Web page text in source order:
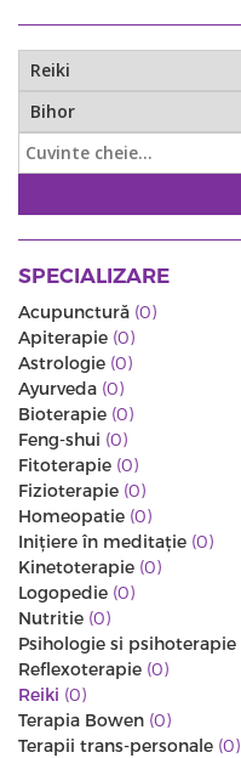
SPECIALIZARE
Acupunctură (0)
Apiterapie (0)
Astrologie (0)
Ayurveda (0)
Bioterapie (0)
Feng-shui (0)
Fitoterapie (0)
Fizioterapie (0)
Homeopatie (0)
Iniţiere în meditaţie (0)
Kinetoterapie (0)
Logopedie (0)
Nutritie (0)
Psihologie si psihoterapie
Reflexoterapie (0)
Reiki (0)
Terapia Bowen (0)
Terapii trans-personale (0)